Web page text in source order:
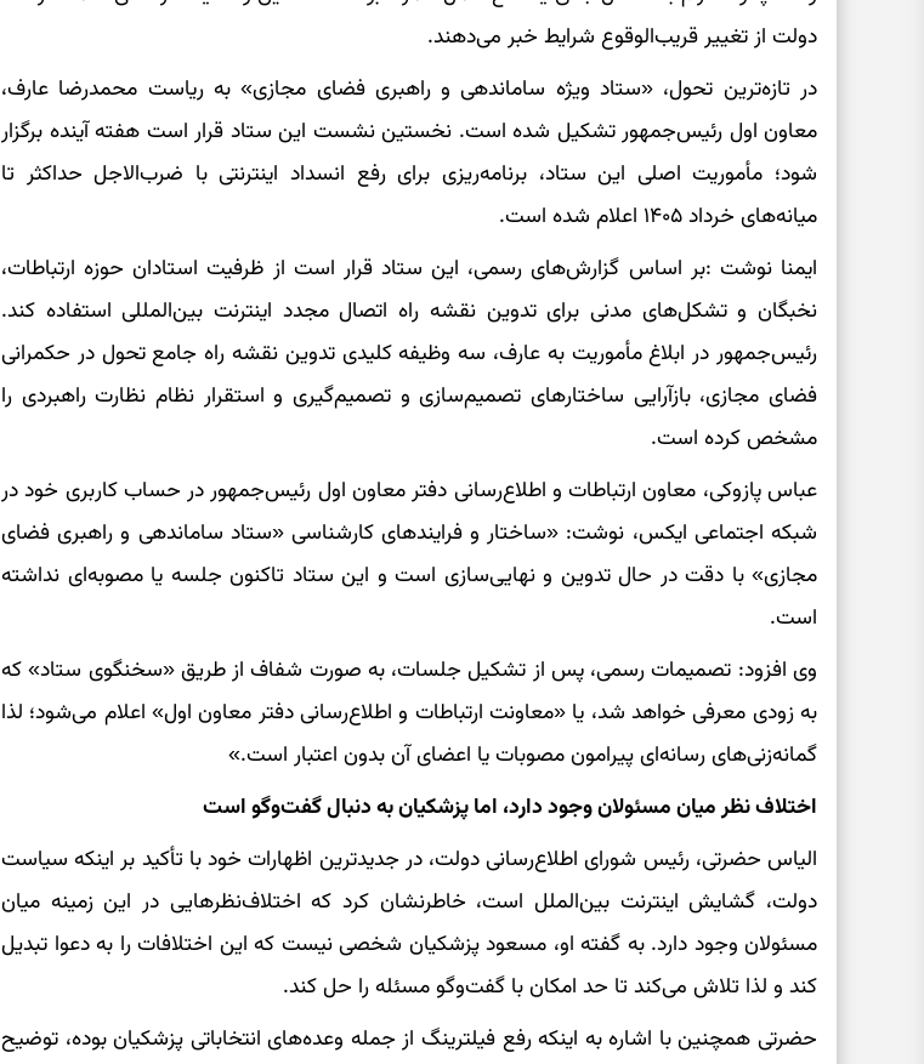
دولت از تغییر قریب‌الوقوع شرایط خبر می‌دهند.
در تازه‌ترین تحول، «ستاد ویژه ساماندهی و راهبری فضای مجازی» به ریاست محمدرضا عارف،
معاون اول رئیس‌جمهور تشکیل شده است. نخستین نشست این ستاد قرار است هفته آینده برگزار
شود؛ مأموریت اصلی این ستاد، برنامه‌ریزی برای رفع انسداد اینترنتی با ضرب‌الاجل حداکثر تا
میانه‌های خرداد ۱۴۰۵ اعلام شده است.
ایمنا نوشت :بر اساس گزارش‌های رسمی، این ستاد قرار است از ظرفیت استادان حوزه ارتباطات،
نخبگان و تشکل‌های مدنی برای تدوین نقشه راه اتصال مجدد اینترنت بین‌المللی استفاده کند.
رئیس‌جمهور در ابلاغ مأموریت به عارف، سه وظیفه کلیدی تدوین نقشه راه جامع تحول در حکمرانی
فضای مجازی، بازآرایی ساختارهای تصمیم‌سازی و تصمیم‌گیری و استقرار نظام نظارت راهبردی را
مشخص کرده است.
عباس پازوکی، معاون ارتباطات و اطلاع‌رسانی دفتر معاون اول رئیس‌جمهور در حساب کاربری خود در
شبکه اجتماعی ایکس، نوشت: «ساختار و فرایندهای کارشناسی «ستاد ساماندهی و راهبری فضای
مجازی» با دقت در حال تدوین و نهایی‌سازی است و این ستاد تاکنون جلسه یا مصوبه‌ای نداشته
است.
وی افزود: تصمیمات رسمی، پس از تشکیل جلسات، به صورت شفاف از طریق «سخنگوی ستاد» که
به زودی معرفی خواهد شد، یا «معاونت ارتباطات و اطلاع‌رسانی دفتر معاون اول» اعلام می‌شود؛ لذا
گمانه‌زنی‌های رسانه‌ای پیرامون مصوبات یا اعضای آن بدون اعتبار است.»
اختلاف نظر میان مسئولان وجود دارد، اما پزشکیان به دنبال گفت‌وگو است
الیاس حضرتی، رئیس شورای اطلاع‌رسانی دولت، در جدیدترین اظهارات خود با تأکید بر اینکه سیاست
دولت، گشایش اینترنت بین‌الملل است، خاطرنشان کرد که اختلاف‌نظرهایی در این زمینه میان
مسئولان وجود دارد. به گفته او، مسعود پزشکیان شخصی نیست که این اختلافات را به دعوا تبدیل
کند و لذا تلاش می‌کند تا حد امکان با گفت‌وگو مسئله را حل کند.
حضرتی همچنین با اشاره به اینکه رفع فیلترینگ از جمله وعده‌های انتخاباتی پزشکیان بوده، توضیح